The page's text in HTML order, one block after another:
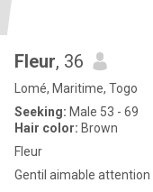
Fleur, 36
Lomé, Maritime, Togo
Seeking: Male 53 - 69
Hair color: Brown
Fleur
Gentil aimable attention